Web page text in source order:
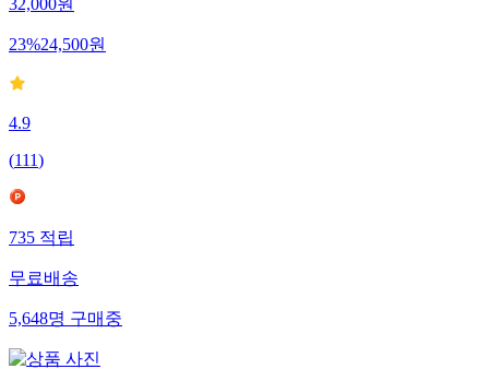
32,000원
23%24,500원
4.9
(111)
735적립
무료배송
5,648명구매중